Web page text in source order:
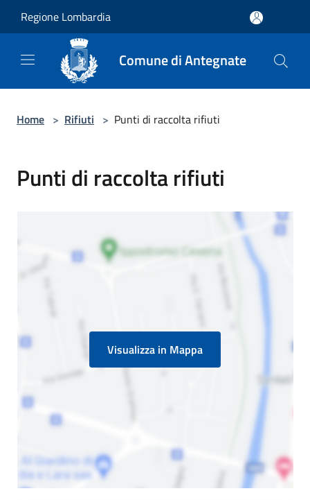
Regione Lombardia
Comune di Antegnate
Home > Rifiuti > Punti di raccolta rifiuti
Punti di raccolta rifiuti
Visualizza in Mappa